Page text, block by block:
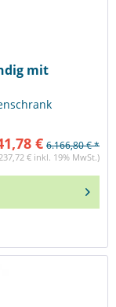
mit
€ 6.166,80 € *
€ inkl. 19% MwSt.)